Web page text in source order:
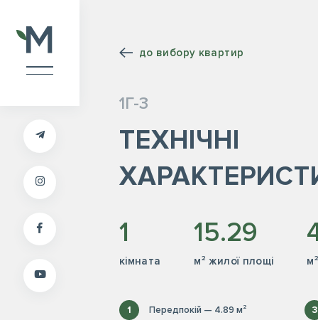
до вибору квартир
1Г-3
ТЕХНІЧНІ
1
кiмната
15.29
м² жилої площі
1 Передпокій — 4.89 м² 3